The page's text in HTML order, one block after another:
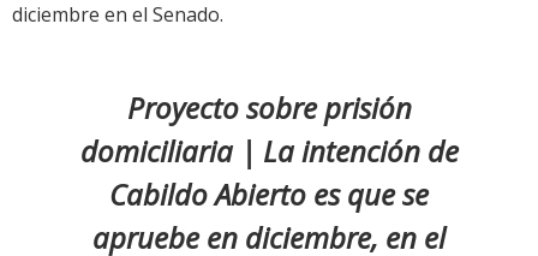
diciembre en el Senado.
Proyecto sobre prisión
domiciliaria | La intención de
Cabildo Abierto es que se
apruebe en diciembre, en el